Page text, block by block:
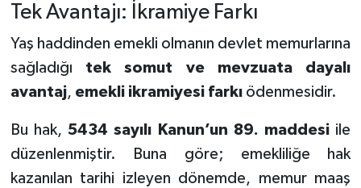
Tek Avantajı: İkramiye Farkı
Yaş haddinden emekli olmanın devlet memurlarına
sağladığı tek somut ve mevzuata dayalı
avantaj, emekli ikramiyesi farkıödenmesidir.
Bu hak,5434 sayılı Kanun’un 89. maddesi ile
düzenlenmiştir. Buna göre; emekliliğe hak
kazanılan tarihi izleyen dönemde, memur maaş